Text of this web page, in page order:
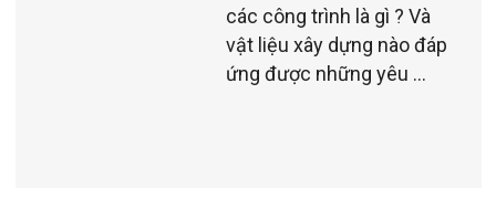
các công trình là gì ? Và
vật liệu xây dựng nào đáp
ứng được những yêu ...